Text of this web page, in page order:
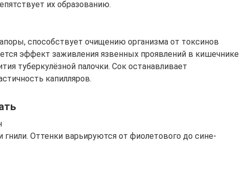
их образованию.
способствует очищению организма от токсинов
эффект заживления язвенных проявлений в кишечнике
туберкулёзной палочки. Сок останавливает
капилляров.
Оттенки варьируются от фиолетового до сине-